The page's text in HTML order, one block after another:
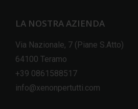
LA NOSTRA AZIENDA
Via Nazionale, 7 (Piane S.Atto)
64100 Teramo
+39 0861588517
info@xenonpertutti.com